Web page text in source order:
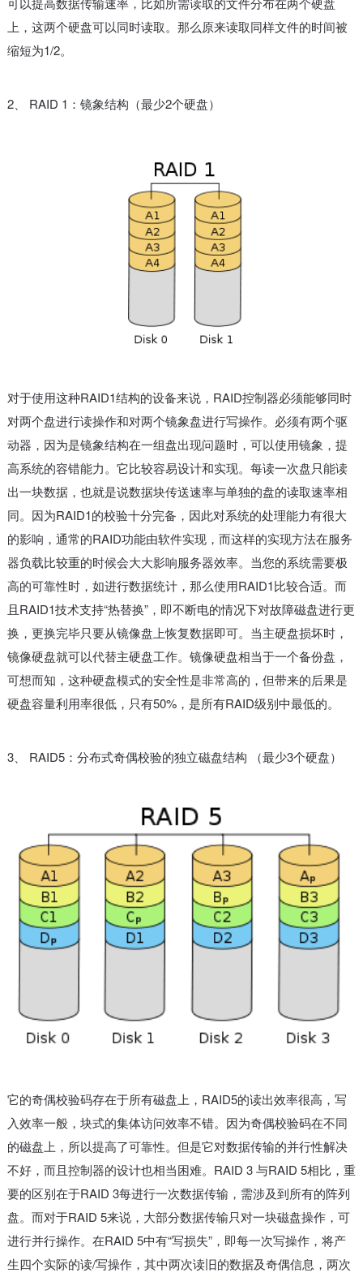
上，这两个硬盘可以同时读取。那么原来读取同样文件的时间被
缩短为1/2。
2、 RAID 1：镜象结构（最少2个硬盘）
对于使用这种RAID1结构的设备来说，RAID控制器必须能够同时
对两个盘进行读操作和对两个镜象盘进行写操作。必须有两个驱
动器，因为是镜象结构在一组盘出现问题时，可以使用镜象，提
高系统的容错能力。它比较容易设计和实现。每读一次盘只能读
出一块数据，也就是说数据块传送速率与单独的盘的读取速率相
同。因为RAID1的校验十分完备，因此对系统的处理能力有很大
的影响，通常的RAID功能由软件实现，而这样的实现方法在服务
器负载比较重的时候会大大影响服务器效率。当您的系统需要极
高的可靠性时，如进行数据统计，那么使用RAID1比较合适。而
且RAID1技术支持“热替换”，即不断电的情况下对故障磁盘进行更
换，更换完毕只要从镜像盘上恢复数据即可。当主硬盘损坏时，
镜像硬盘就可以代替主硬盘工作。镜像硬盘相当于一个备份盘，
可想而知，这种硬盘模式的安全性是非常高的，但带来的后果是
硬盘容量利用率很低，只有50%，是所有RAID级别中最低的。
3、 RAID5：分布式奇偶校验的独立磁盘结构 （最少3个硬盘）
它的奇偶校验码存在于所有磁盘上，RAID5的读出效率很高，写
入效率一般，块式的集体访问效率不错。因为奇偶校验码在不同
的磁盘上，所以提高了可靠性。但是它对数据传输的并行性解决
不好，而且控制器的设计也相当困难。RAID 3 与RAID 5相比，重
要的区别在于RAID 3每进行一次数据传输，需涉及到所有的阵列
盘。而对于RAID 5来说，大部分数据传输只对一块磁盘操作，可
进行并行操作。在RAID 5中有“写损失”，即每一次写操作，将产
生四个实际的读/写操作，其中两次读旧的数据及奇偶信息，两次